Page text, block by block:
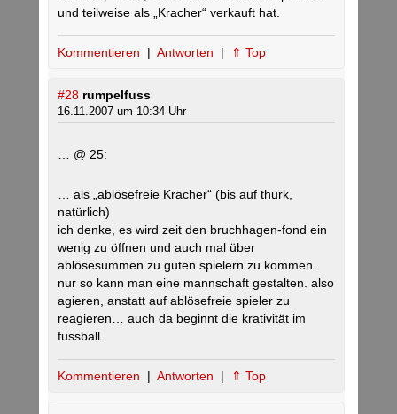
und teilweise als „Kracher“ verkauft hat.
Kommentieren | Antworten | ⇑ Top
#28 rumpelfuss
16.11.2007 um 10:34 Uhr
… @ 25:
… als „ablösefreie Kracher“ (bis auf thurk,
natürlich)
ich denke, es wird zeit den bruchhagen-fond ein
wenig zu öffnen und auch mal über
ablösesummen zu guten spielern zu kommen.
nur so kann man eine mannschaft gestalten. also
agieren, anstatt auf ablösefreie spieler zu
reagieren… auch da beginnt die krativität im
fussball.
Kommentieren | Antworten | ⇑ Top